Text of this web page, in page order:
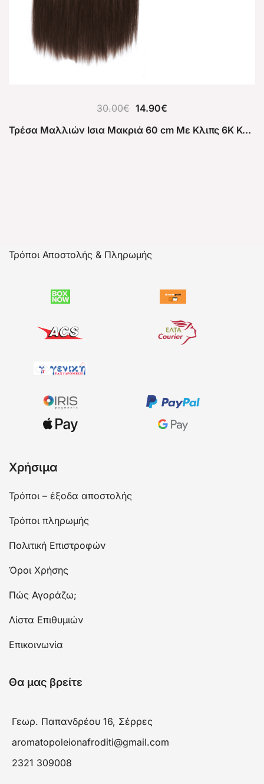
30.00€ 14.90€
Τρέσα Μαλλιών Ισια Μακριά 60 cm Με Κλιπς 6Κ Καστανό Ανοιχτό Σαντρέ
Τρόποι Αποστολής & Πληρωμής
Χρήσιμα
Τρόποι – έξοδα αποστολής
Τρόποι πληρωμής
Πολιτική Επιστροφών
Όροι Χρήσης
Πώς Αγοράζω;
Λίστα Επιθυμιών
Επικοινωνία
Θα μας βρείτε
Γεωρ. Παπανδρέου 16, Σέρρες
aromatopoleionafroditi@gmail.com
2321 309008